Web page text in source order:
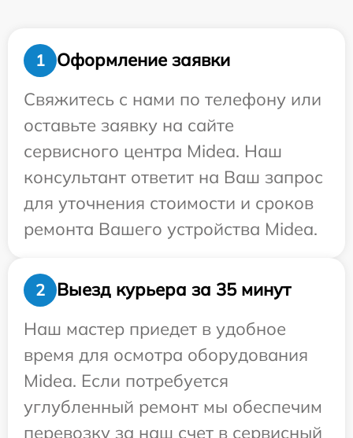
1
Оформление заявки
Свяжитесь с нами по телефону или
оставьте заявку на сайте
сервисного центра Midea. Наш
консультант ответит на Ваш запрос
для уточнения стоимости и сроков
ремонта Вашего устройства Midea.
2
Выезд курьера за 35 минут
Наш мастер приедет в удобное
время для осмотра оборудования
Midea. Если потребуется
углубленный ремонт мы обеспечим
перевозку за наш счет в сервисный